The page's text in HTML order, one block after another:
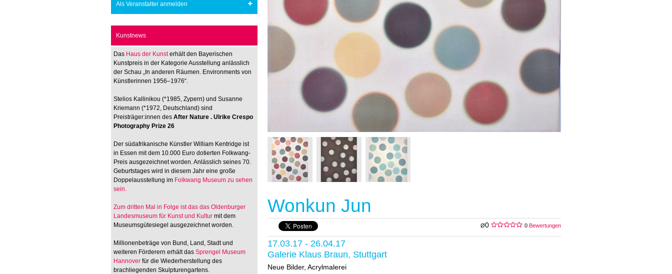
Als Veranstalter anmelden
Kunstnews
Das Haus der Kunsterhält den Bayerischen
Kunstpreis in der Kategorie Ausstellung anlässlich
der Schau „In anderen Räumen. Environments von
Künstlerinnen 1956–1976“.
Stelios Kallinikou (*1985, Zypern) und Susanne
Kriemann (*1972, Deutschland) sind
Preisträger:innen des After Nature . Ulrike Crespo
Photography Prize 26
Der südafrikanische Künstler William Kentridge ist
in Essen mit dem 10.000 Euro dotierten Folkwang-
Preis ausgezeichnet worden. Anlässlich seines 70.
Geburtstages wird in diesem Jahr eine große
Doppelausstellung im Folkwang Museum zu sehen
sein.
Zum dritten Mal in Folge ist das das Oldenburger
Landesmuseum für Kunst und Kultur mit dem
Museumsgütesiegel ausgezeichnet worden.
Millionenbeträge von Bund, Land, Stadt und
weiteren Förderern erhält das Sprengel Museum
Hannover für die Wiederherstellung des
brachliegenden Skulpturengartens.
Wonkun Jun
Ø0 0Bewertungen
17.03.17 - 26.04.17
Galerie Klaus Braun, Stuttgart
Neue Bilder, Acrylmalerei